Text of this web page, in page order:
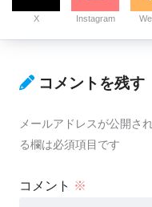
X Instagram
コメントを残す
メールアドレスが公開さ
る欄は必須項目です
コメント ※